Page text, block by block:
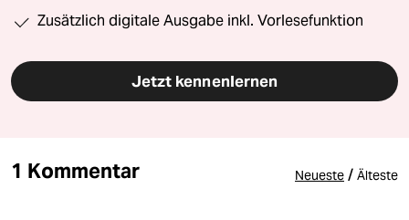
Zusätzlich digitale Ausgabe inkl. Vorlesefunktion
Jetzt kennenlernen
1 Kommentar Neueste / Älteste